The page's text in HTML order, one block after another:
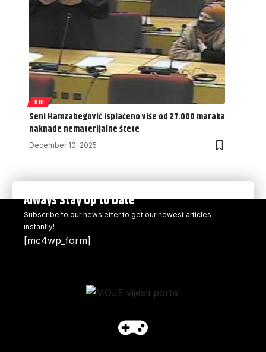
BIH
Seni Hamzabegović isplaćeno više od 27.000 maraka
naknade nematerijalne štete
December 10, 2025
Always Stay Up to Date
Subscribe to our newsletter to get our newest articles
instantly!
[mc4wp_form]